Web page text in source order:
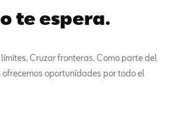
te espera.
Cruzar fronteras. Como parte del
ofrecemos oportunidades por todo el